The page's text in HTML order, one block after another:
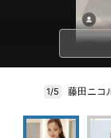
1/5 藤田ニコ